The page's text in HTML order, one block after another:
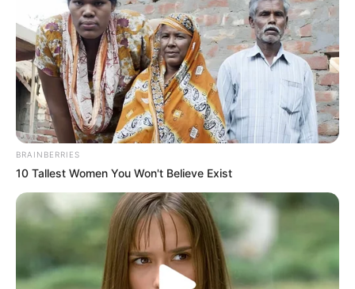
BRAINBERRIES
10 Tallest Women You Won't Believe Exist